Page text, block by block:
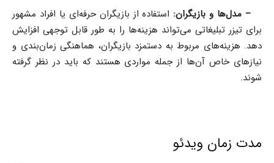
– مدل‌ها و بازیگران: استفاده از بازیگران حرفه‌ای یا افراد مشهور
برای تیزر تبلیغاتی می‌تواند هزینه‌ها را به طور قابل توجهی افزایش
دهد. هزینه‌های مربوط به دستمزد بازیگران، هماهنگی زمان‌بندی و
نیازهای خاص آن‌ها از جمله مواردی هستند که باید در نظر گرفته
شوند.
مدت زمان ویدئو